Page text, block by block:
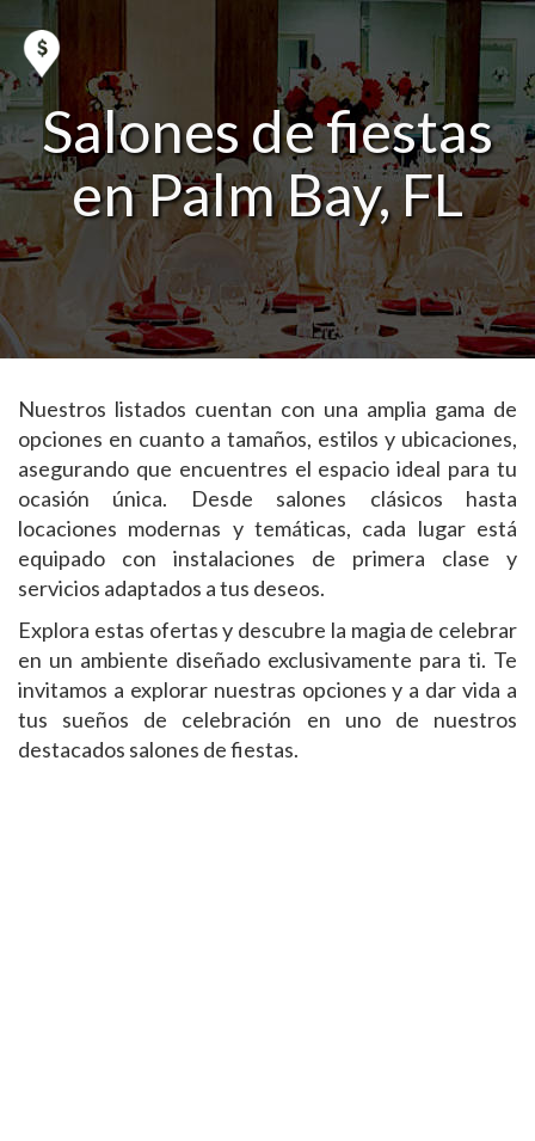
Salones de fiestas
en Palm Bay, FL
Nuestros listados cuentan con una amplia gama de
opciones en cuanto a tamaños, estilos y ubicaciones,
asegurando que encuentres el espacio ideal para tu
ocasión única. Desde salones clásicos hasta
locaciones modernas y temáticas, cada lugar está
equipado con instalaciones de primera clase y
servicios adaptados a tus deseos.
Explora estas ofertas y descubre la magia de celebrar
en un ambiente diseñado exclusivamente para ti. Te
invitamos a explorar nuestras opciones y a dar vida a
tus sueños de celebración en uno de nuestros
destacados salones de fiestas.